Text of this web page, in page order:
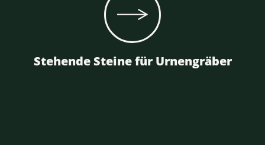
Stehende Steine für Urnengräber